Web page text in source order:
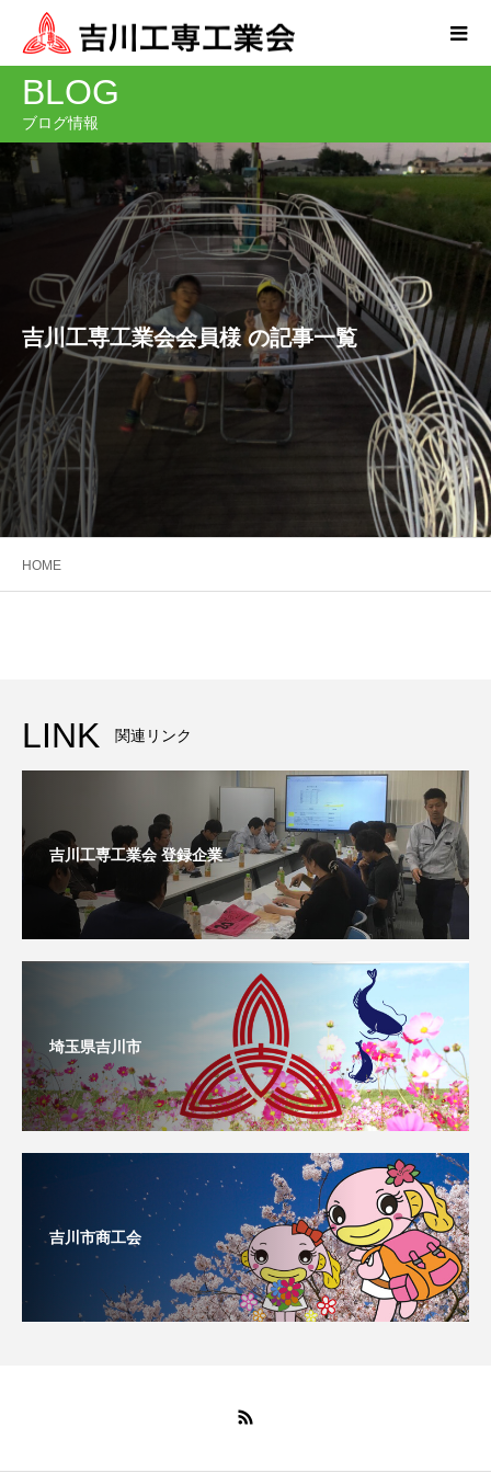
BLOG
ブログ情報
吉川工専工業会会員様 の記事一覧
HOME
LINK 関連リンク
吉川工専工業会 登録企業
埼玉県吉川市
吉川市商工会